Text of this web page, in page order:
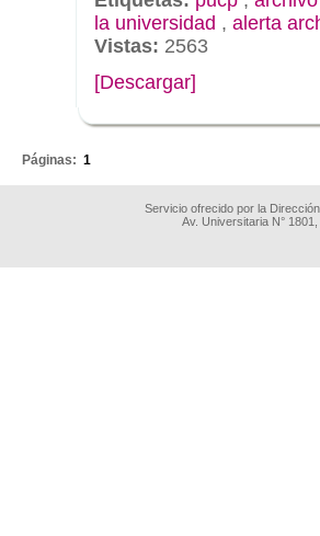
la universidad , alerta
Vistas: 2563
[Descargar]
Páginas: 1
Servicio ofrecido por la
Av. Universitaria N°